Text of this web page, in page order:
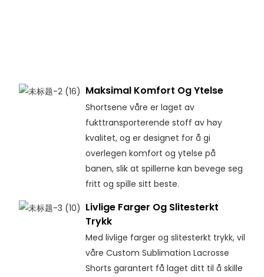
Maksimal Komfort Og Ytelse
Shortsene våre er laget av
fukttransporterende stoff av høy
kvalitet, og er designet for å gi
overlegen komfort og ytelse på
banen, slik at spillerne kan bevege seg
fritt og spille sitt beste.
Livlige Farger Og Slitesterkt
Trykk
Med livlige farger og slitesterkt trykk, vil
våre Custom Sublimation Lacrosse
Shorts garantert få laget ditt til å skille